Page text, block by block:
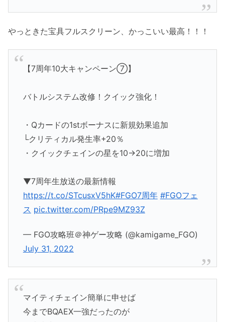
やっときた宝具フルスクリーン、かっこいい最高！！！
【7周年10大キャンペーン⑦】
バトルシステム改修！クイック強化！
・Qカードの1stボーナスに新規効果追加
└クリティカル発生率+20％
・クイックチェインの星を10→20に増加
▼7周年生放送の最新情報
https://t.co/STcusxV5hK#FGO7周年 #FGOフェ
ス pic.twitter.com/PRpe9MZ93Z
— FGO攻略班＠神ゲー攻略 (@kamigame_FGO)
July 31, 2022
マイティチェイン簡単に申せば
今までBQAEX一強だったのが